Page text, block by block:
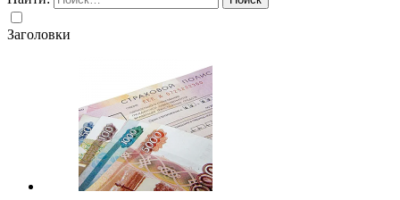
Заголовки